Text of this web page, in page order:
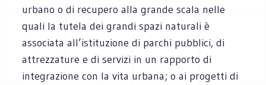
urbano o di recupero alla grande scala nelle
quali la tutela dei grandi spazi naturali è
associata all’istituzione di parchi pubblici, di
attrezzature e di servizi in un rapporto di
integrazione con la vita urbana; o ai progetti di